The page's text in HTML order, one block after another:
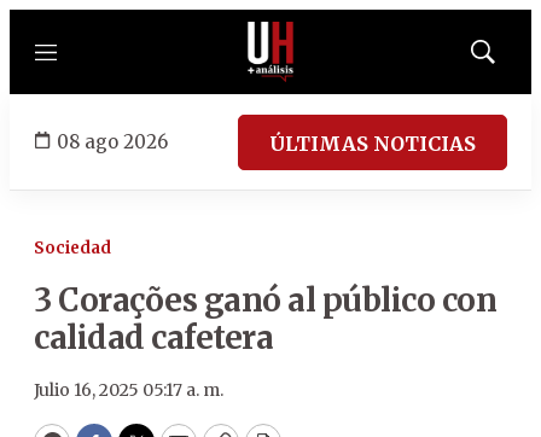
Menú
Mostrar
08 ago 2026 ÚLTIMAS NOTICIAS
Sociedad
3 Corações ganó al público con
calidad cafetera
Julio 16, 2025 05:17 a. m.